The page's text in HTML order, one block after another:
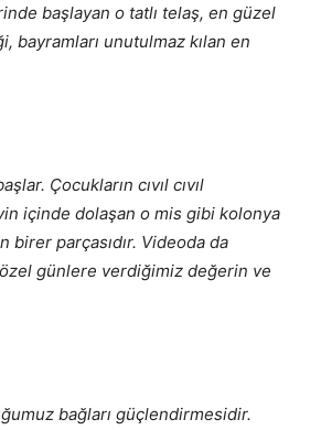
başlayan o tatlı telaş, en güzel
unutulmaz kılan en
Çocukların cıvıl cıvıl
içinde dolaşan o mis gibi kolonya
parçasıdır. Videoda da
günlere verdiğimiz değerin ve
bağları güçlendirmesidir.